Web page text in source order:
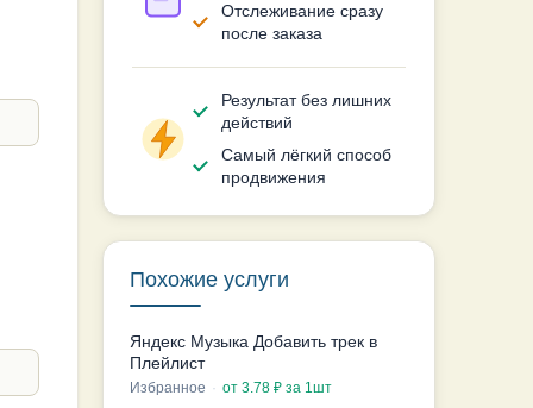
Отслеживание сразу
после заказа
Результат без лишних
действий
Самый лёгкий способ
продвижения
Похожие услуги
Яндекс Музыка Добавить трек в
Плейлист
Избранное · от 3.78 ₽ за 1шт